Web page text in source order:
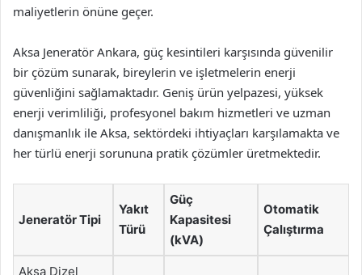
maliyetlerin önüne geçer.
Aksa Jeneratör Ankara, güç kesintileri karşısında güvenilir
bir çözüm sunarak, bireylerin ve işletmelerin enerji
güvenliğini sağlamaktadır. Geniş ürün yelpazesi, yüksek
enerji verimliliği, profesyonel bakım hizmetleri ve uzman
danışmanlık ile Aksa, sektördeki ihtiyaçları karşılamakta ve
her türlü enerji sorununa pratik çözümler üretmektedir.
Jeneratör Tipi
Yakıt
Türü
Güç
Kapasitesi
(kVA)
Otomatik
Çalıştırma
Aksa Dizel